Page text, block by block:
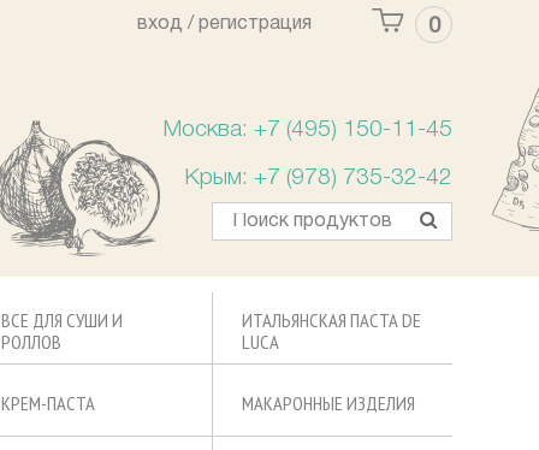
0
вход / регистрация
Москва: +7 (495) 150-11-45
Крым: +7 (978) 735-32-42
ВСЕ ДЛЯ СУШИ И
РОЛЛОВ
ИТАЛЬЯНСКАЯ ПАСТА DE
LUCA
КРЕМ-ПАСТА МАКАРОННЫЕ ИЗДЕЛИЯ